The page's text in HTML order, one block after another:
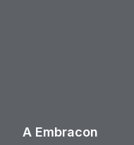
A Embracon